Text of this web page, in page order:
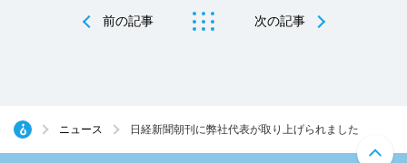
前の記事 次の記事
ニュース 日経新聞朝刊に弊社代表が取り上げられました